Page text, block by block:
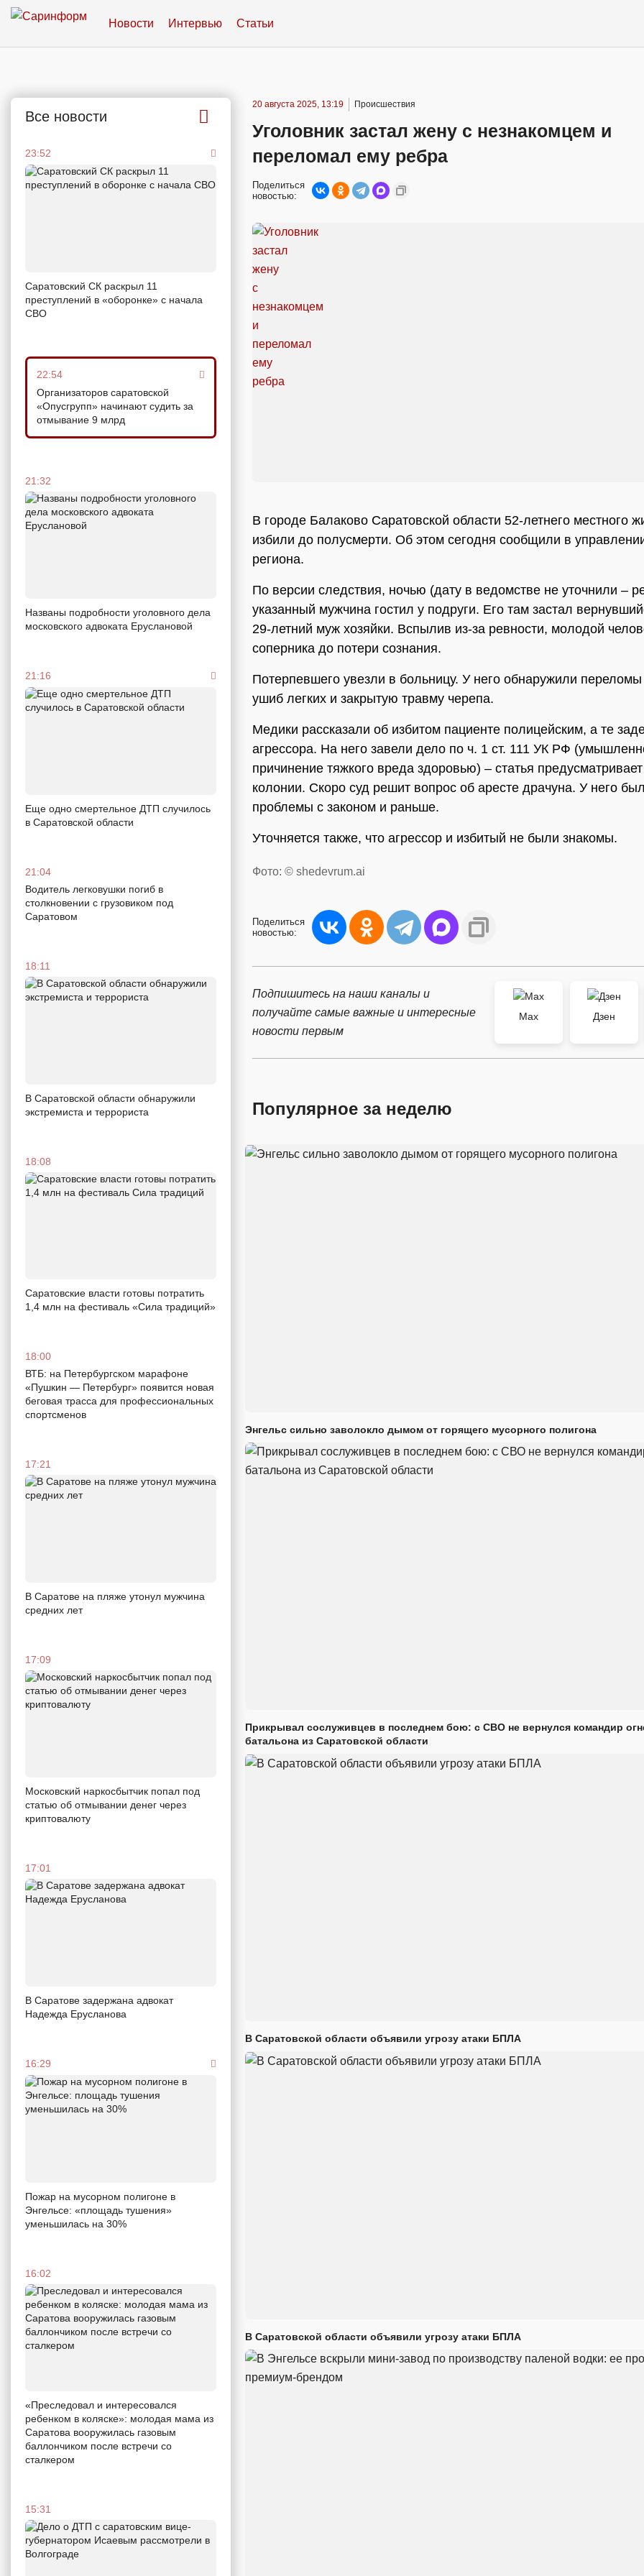
Новости Интервью Статьи
Все новости
23:52
Саратовский СК раскрыл 11
преступлений в «оборонке» с начала
СВО
22:54
Организаторов саратовской
«Опусгрупп» начинают судить за
отмывание 9 млрд
21:32
Названы подробности уголовного дела
московского адвоката Еруслановой
21:16
Еще одно смертельное ДТП случилось
в Саратовской области
21:04
Водитель легковушки погиб в
столкновении с грузовиком под
Саратовом
18:11
В Саратовской области обнаружили
экстремиста и террориста
18:08
Саратовские власти готовы потратить
1,4 млн на фестиваль «Сила традиций»
18:00
ВТБ: на Петербургском марафоне
«Пушкин — Петербург» появится новая
беговая трасса для профессиональных
спортсменов
17:21
В Саратове на пляже утонул мужчина
средних лет
17:09
Московский наркосбытчик попал под
статью об отмывании денег через
криптовалюту
17:01
В Саратове задержана адвокат
Надежда Ерусланова
16:29
Пожар на мусорном полигоне в
Энгельсе: «площадь тушения»
уменьшилась на 30%
16:02
«Преследовал и интересовался
ребенком в коляске»: молодая мама из
Саратова вооружилась газовым
баллончиком после встречи со
сталкером
15:31
20 августа 2025, 13:19 Происшествия
Уголовник застал жену с незнакомцем и
переломал ему ребра
Поделиться
новостью:
В городе Балаково Саратовской области 52-летнего местного
избили до полусмерти. Об этом сегодня сообщили в
региона.
По версии следствия, ночью (дату в ведомстве не уточнили –
указанный мужчина гостил у подруги. Его там застал
29-летний муж хозяйки. Вспылив из-за ревности, молодой
соперника до потери сознания.
Потерпевшего увезли в больницу. У него обнаружили
ушиб легких и закрытую травму черепа.
Медики рассказали об избитом пациенте полицейским, а те
агрессора. На него завели дело по ч. 1 ст. 111 УК РФ
причинение тяжкого вреда здоровью) – статья
колонии. Скоро суд решит вопрос об аресте драчуна. У него
проблемы с законом и раньше.
Уточняется также, что агрессор и избитый не были знакомы.
Фото: © shedevrum.ai
Поделиться
новостью:
Подпишитесь на наши каналы и
получайте самые важные и интересные
новости первым
Max
Дзен
Популярное за неделю
Энгельс сильно заволокло дымом от горящего мусорного полигона
Прикрывал сослуживцев в последнем бою: с СВО не вернулся командир
батальона из Саратовской области
В Саратовской области объявили угрозу атаки БПЛА
В Саратовской области объявили угрозу атаки БПЛА